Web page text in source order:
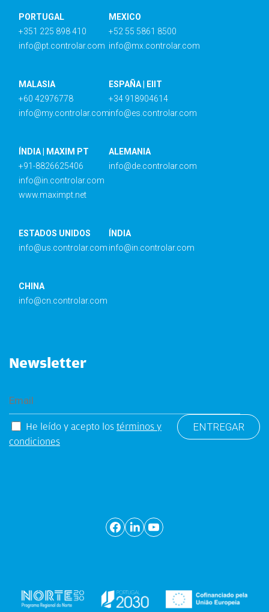
PORTUGAL
+351 225 898 410
info@pt.controlar.com
MEXICO
+52 55 5861 8500
info@mx.controlar.com
MALASIA
+60 42976778
info@my.controlar.com
ESPAÑA | EIIT
+34 918904614
info@es.controlar.com
ÍNDIA | MAXIM PT
+91-8826625406
info@in.controlar.com
www.maximpt.net
ALEMANIA
info@de.controlar.com
ESTADOS UNIDOS
info@us.controlar.com
ÍNDIA
info@in.controlar.com
CHINA
info@cn.controlar.com
Newsletter
He leído y acepto los términos y
condiciones